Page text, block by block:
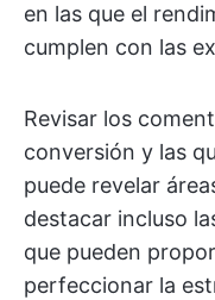
en las que el
cumplen con las
Revisar los
conversión y las
puede revelar
destacar incluso
que pueden
perfeccionar la